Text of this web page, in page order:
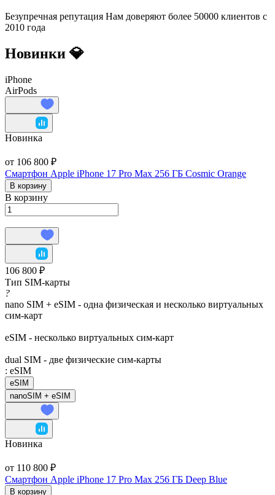
Безупречная репутация Нам доверяют более 50000 клиентов с
2010 года
Новинки 💎
iPhone
AirPods
Новинка
от 106 800 ₽
Смартфон Apple iPhone 17 Pro Max 256 ГБ Cosmic Orange
В корзину
В корзину
106 800 ₽
Тип SIM-карты
?
nano SIM + eSIM - одна физическая и несколько виртуальных
сим-карт
eSIM - несколько виртуальных сим-карт
dual SIM - две физические сим-карты
: eSIM
eSIM
nanoSIM + eSIM
Новинка
от 110 800 ₽
Смартфон Apple iPhone 17 Pro Max 256 ГБ Deep Blue
В корзину